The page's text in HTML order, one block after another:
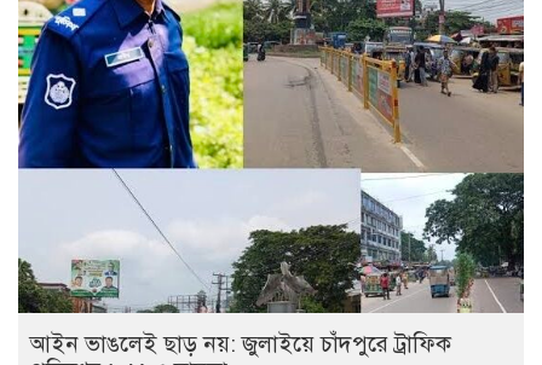
আইন ভাঙলেই ছাড় নয়: জুলাইয়ে চাঁদপুরে ট্রাফিক